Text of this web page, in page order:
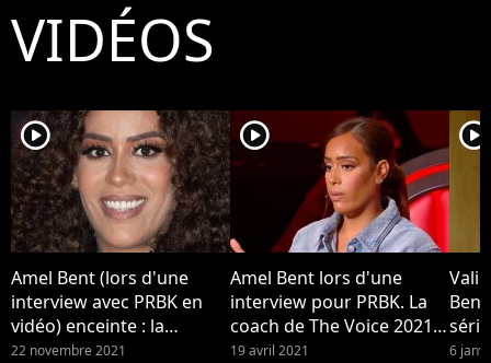
VIDÉOS
player2
Amel Bent (lors d'une
interview avec PRBK en
vidéo) enceinte : la
maman montre son baby
22 novembre 2021
player2
Amel Bent lors d'une
interview pour PRBK. La
coach de The Voice 2021 a
éliminé Jaja et Sonia : les
19 avril 2021
player2
6